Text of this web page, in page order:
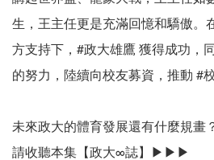
生，王主任更是充滿回憶和驕傲。
方支持下，#政大雄鷹 獲得成功，
的努力，陸續向校友募資，推動 #
未來政大的體育發展還有什麼規畫
請收聽本集【政大∞誌】▶▶▶